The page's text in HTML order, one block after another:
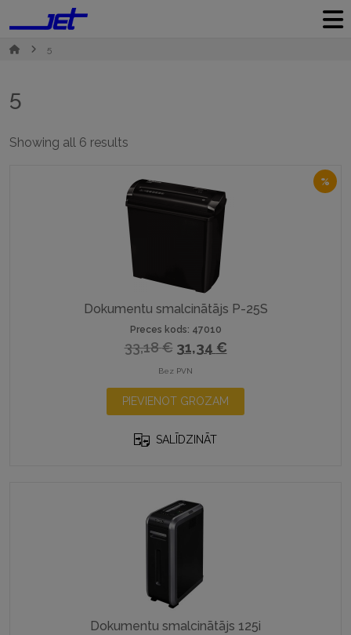
5
5
Showing all 6 results
popularity
%
Dokumentu smalcinātājs P-25S
Preces kods: 47010
33,18€ Original
price
was:
33,18 €.
31,34 €Current
is:
31,34 €.
Bez PVN
PIEVIENOT GROZAM
SALĪDZINĀT
Dokumentu smalcinātājs 125i